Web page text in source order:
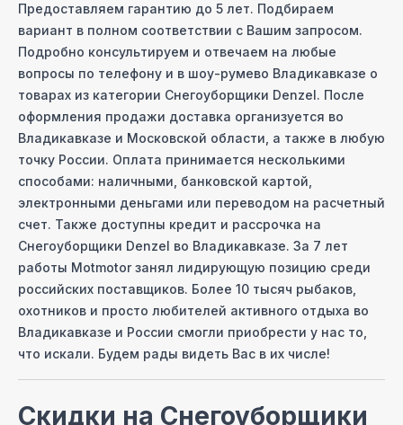
Предоставляем гарантию до 5 лет. Подбираем
вариант в полном соответствии с Вашим запросом.
Подробно консультируем и отвечаем на любые
вопросы по телефону и в шоу-румево Владикавказе о
товарах из категории Снегоуборщики Denzel. После
оформления продажи доставка организуется во
Владикавказе и Московcкой области, а также в любую
точку России. Оплата принимается несколькими
способами: наличными, банковской картой,
электронными деньгами или переводом на расчетный
счет. Также доступны кредит и рассрочка на
Снегоуборщики Denzel во Владикавказе. За 7 лет
работы Motmotor занял лидирующую позицию среди
российских поставщиков. Более 10 тысяч рыбаков,
охотников и просто любителей активного отдыха во
Владикавказе и России смогли приобрести у нас то,
что искали. Будем рады видеть Вас в их числе!
Скидки на Снегоуборщики